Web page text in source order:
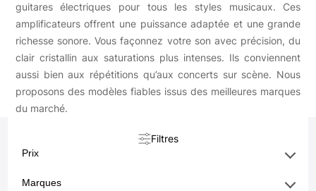
guitares électriques pour tous les styles musicaux. Ces
amplificateurs offrent une puissance adaptée et une grande
richesse sonore. Vous façonnez votre son avec précision, du
clair cristallin aux saturations plus intenses. Ils conviennent
aussi bien aux répétitions qu’aux concerts sur scène. Nous
proposons des modèles fiables issus des meilleures marques
du marché.
Filtres
Prix
Marques